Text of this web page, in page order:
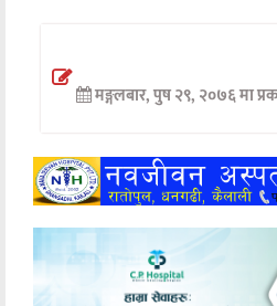
अन्तर्वार्ता
खेलकुद
मनोरञ्जन
अन्य
मङ्गलबार, पुष २९, २०७६ मा